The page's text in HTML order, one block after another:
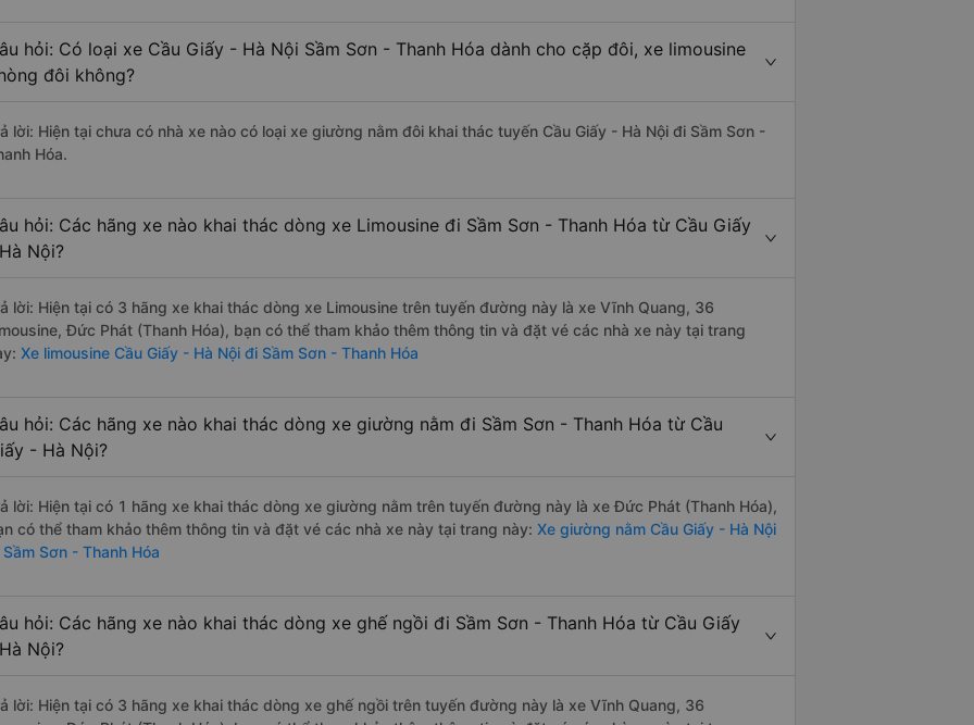
hỏi: Có loại xe Cầu Giấy - Hà Nội Sầm Sơn - Thanh Hóa dành cho cặp đôi, xe limousine
đôi không?
lời: Hiện tại chưa có nhà xe nào có loại xe giường nằm đôi khai thác tuyến Cầu Giấy - Hà Nội đi Sầm Sơn -
Hóa.
hỏi: Các hãng xe nào khai thác dòng xe Limousine đi Sầm Sơn - Thanh Hóa từ Cầu Giấy
Nội?
lời: Hiện tại có 3 hãng xe khai thác dòng xe Limousine trên tuyến đường này là xe Vĩnh Quang, 36
Đức Phát (Thanh Hóa), bạn có thể tham khảo thêm thông tin và đặt vé các nhà xe này tại trang
Xe limousine Cầu Giấy - Hà Nội đi Sầm Sơn - Thanh Hóa
hỏi: Các hãng xe nào khai thác dòng xe giường nằm đi Sầm Sơn - Thanh Hóa từ Cầu
- Hà Nội?
lời: Hiện tại có 1 hãng xe khai thác dòng xe giường nằm trên tuyến đường này là xe Đức Phát (Thanh Hóa),
có thể tham khảo thêm thông tin và đặt vé các nhà xe này tại trang này: Xe giường nằm Cầu Giấy - Hà Nội
Sơn - Thanh Hóa
hỏi: Các hãng xe nào khai thác dòng xe ghế ngồi đi Sầm Sơn - Thanh Hóa từ Cầu Giấy
Nội?
lời: Hiện tại có 3 hãng xe khai thác dòng xe ghế ngồi trên tuyến đường này là xe Vĩnh Quang, 36